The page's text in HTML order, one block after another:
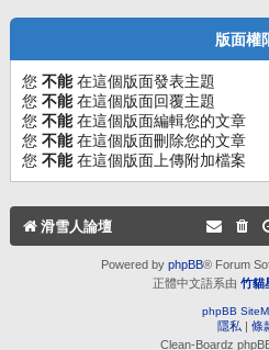
版面權
您 不能在這個版面發表主題
您 不能在這個版面回覆主題
您 不能在這個版面編輯您的文章
您 不能在這個版面刪除您的文章
您 不能在這個版面上傳附加檔案
滑雪人論壇
Powered by phpBB® Forum
正體中文語系由 竹貓
phpBB
隱私 | 條
Clean-Boardz